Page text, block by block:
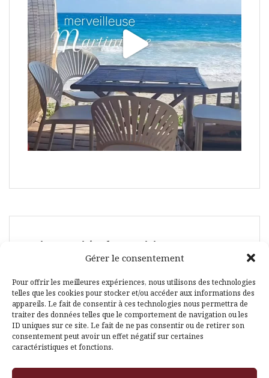
Gérer le consentement
Pour offrir les meilleures expériences, nous utilisons des technologies
telles que les cookies pour stocker et/ou accéder aux informations des
appareils. Le fait de consentir à ces technologies nous permettra de
traiter des données telles que le comportement de navigation ou les
ID uniques sur ce site. Le fait de ne pas consentir ou de retirer son
consentement peut avoir un effet négatif sur certaines
caractéristiques et fonctions.
Suivez-moi également ici :
Facebook
Pinterest